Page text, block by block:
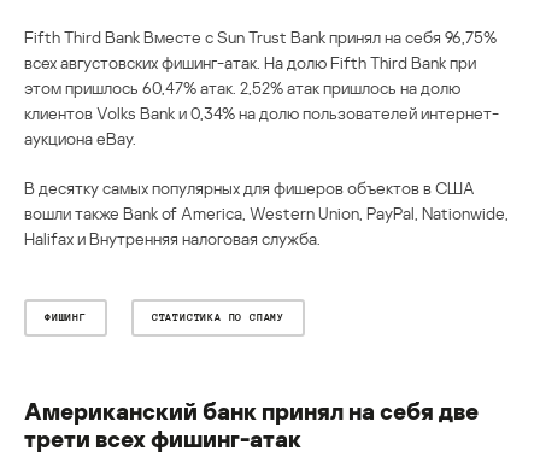
Fifth Third Bank Вместе с Sun Trust Bank принял на себя 96,75%
всех августовских фишинг-атак. На долю Fifth Third Bank при
этом пришлось 60,47% атак. 2,52% атак пришлось на долю
клиентов Volks Bank и 0,34% на долю пользователей интернет-
аукциона eBay.
В десятку самых популярных для фишеров объектов в США
вошли также Bank of America, Western Union, PayPal, Nationwide,
Halifax и Внутренняя налоговая служба.
ФИШИНГ СТАТИСТИКА ПО СПАМУ
Американский банк принял на себя две
трети всех фишинг-атак